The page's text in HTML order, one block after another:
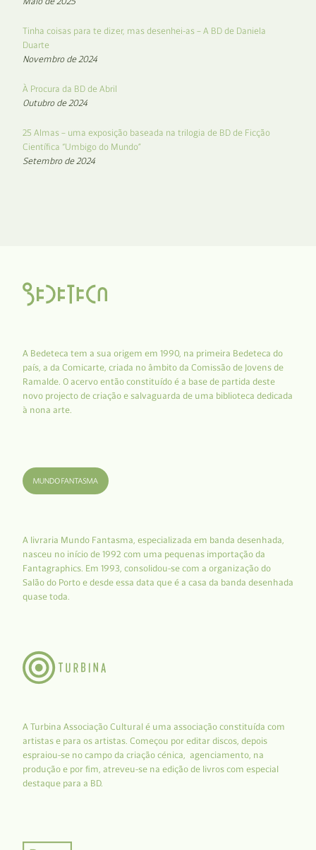
Tinha coisas para te dizer, mas desenhei-as – A BD de Daniela
Duarte
Novembro de 2024
À Procura da BD de Abril
Outubro de 2024
25 Almas – uma exposição baseada na trilogia de BD de Ficção
Científica “Umbigo do Mundo”
Setembro de 2024
A Bedeteca tem a sua origem em 1990, na primeira Bedeteca do
país, a da Comicarte, criada no âmbito da Comissão de Jovens de
Ramalde. O acervo então constituído é a base de partida deste
novo projecto de criação e salvaguarda de uma biblioteca dedicada
à nona arte.
A livraria Mundo Fantasma, especializada em banda desenhada,
nasceu no início de 1992 com uma pequenas importação da
Fantagraphics. Em 1993, consolidou-se com a organização do
Salão do Porto e desde essa data que é a casa da banda desenhada
quase toda.
A Turbina Associação Cultural é uma associação constituída com
artistas e para os artistas. Começou por editar discos, depois
espraiou-se no campo da criação cénica, agenciamento, na
produção e por fim, atreveu-se na edição de livros com especial
destaque para a BD.